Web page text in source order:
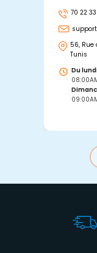
70 22
56,
Tunis
Du